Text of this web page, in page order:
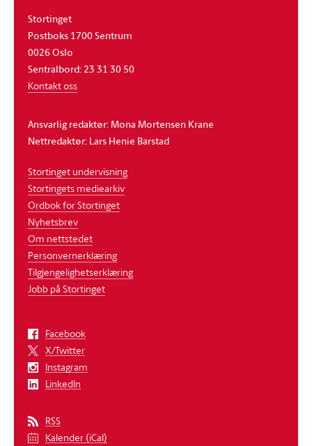
Stortinget
Postboks 1700 Sentrum
0026 Oslo
Sentralbord: 23 31 30 50
Kontakt oss
Ansvarlig redaktør: Mona Mortensen Krane
Nettredaktør: Lars Henie Barstad
Stortinget undervisning
Stortingets mediearkiv
Ordbok for Stortinget
Nyhetsbrev
Om nettstedet
Personvernerklæring
Tilgjengelighetserklæring
Jobb på Stortinget
Facebook
X/Twitter
Instagram
LinkedIn
RSS
Kalender (iCal)